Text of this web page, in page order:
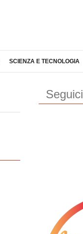
SCIENZA E TECNOLOGIA
Seguici